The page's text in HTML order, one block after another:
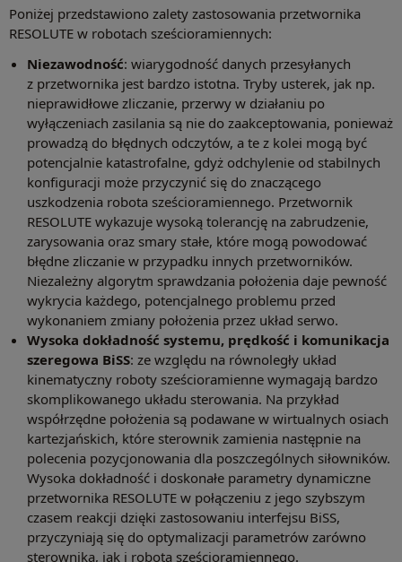
Poniżej przedstawiono zalety zastosowania przetwornika
RESOLUTE w robotach sześcioramiennych:
Niezawodność: wiarygodność danych przesyłanych
z przetwornika jest bardzo istotna. Tryby usterek, jak np.
nieprawidłowe zliczanie, przerwy w działaniu po
wyłączeniach zasilania są nie do zaakceptowania, ponieważ
prowadzą do błędnych odczytów, a te z kolei mogą być
potencjalnie katastrofalne, gdyż odchylenie od stabilnych
konfiguracji może przyczynić się do znaczącego
uszkodzenia robota sześcioramiennego. Przetwornik
RESOLUTE wykazuje wysoką tolerancję na zabrudzenie,
zarysowania oraz smary stałe, które mogą powodować
błędne zliczanie w przypadku innych przetworników.
Niezależny algorytm sprawdzania położenia daje pewność
wykrycia każdego, potencjalnego problemu przed
wykonaniem zmiany położenia przez układ serwo.
Wysoka dokładność systemu, prędkość i komunikacja
szeregowa BiSS: ze względu na równoległy układ
kinematyczny roboty sześcioramienne wymagają bardzo
skomplikowanego układu sterowania. Na przykład
współrzędne położenia są podawane w wirtualnych osiach
kartezjańskich, które sterownik zamienia następnie na
polecenia pozycjonowania dla poszczególnych siłowników.
Wysoka dokładność i doskonałe parametry dynamiczne
przetwornika RESOLUTE w połączeniu z jego szybszym
czasem reakcji dzięki zastosowaniu interfejsu BiSS,
przyczyniają się do optymalizacji parametrów zarówno
sterownika, jak i robota sześcioramiennego.